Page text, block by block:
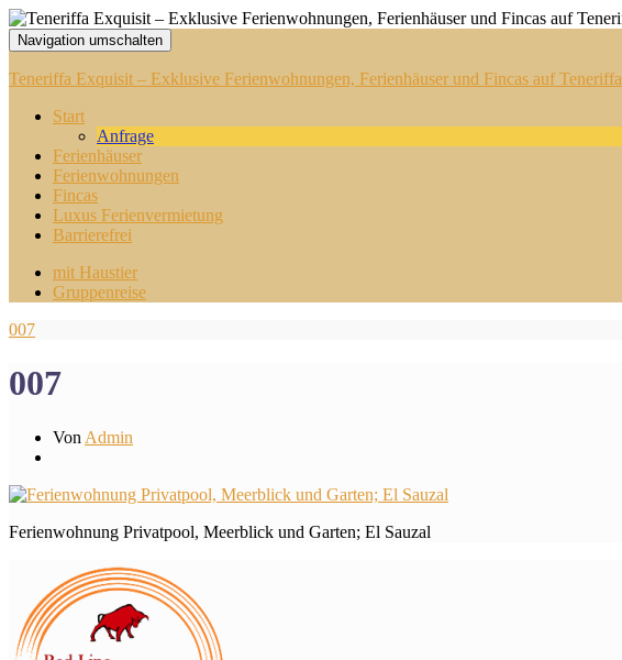
Navigation umschalten
Teneriffa Exquisit – Exklusive Ferienwohnungen, Ferienhäuser und Fincas auf Teneriffa
Start
Anfrage
Ferienhäuser
Ferienwohnungen
Fincas
Luxus Ferienvermietung
Barrierefrei
mit Haustier
Gruppenreise
007
007
Von Admin
Ferienwohnung Privatpool, Meerblick und Garten; El Sauzal